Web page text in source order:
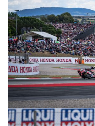
© intactGP